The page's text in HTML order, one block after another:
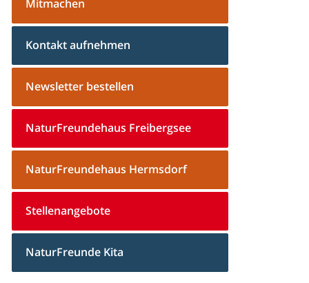
Mitmachen
Kontakt aufnehmen
Newsletter bestellen
NaturFreundehaus Freibergsee
NaturFreundehaus Hermsdorf
Stellenangebote
NaturFreunde Kita